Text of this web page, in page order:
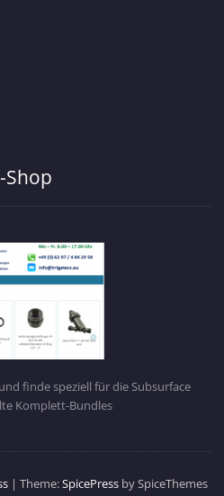
Shop
finde speziell für die Subsurface
Komplett-Bundles
| Theme:SpicePressby SpiceThemes